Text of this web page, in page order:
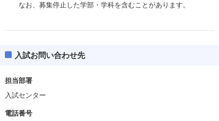
なお、募集停止した学部・学科を含むことがあります。
入試お問い合わせ先
担当部署
入試センター
電話番号